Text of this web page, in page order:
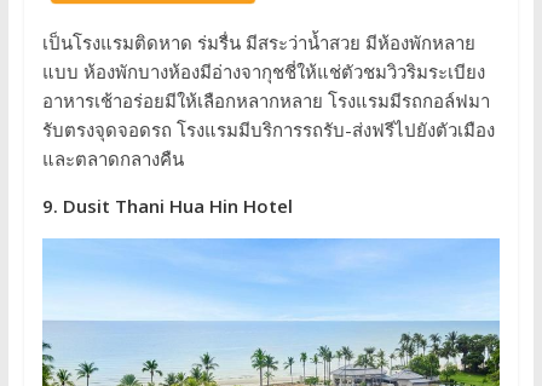
เป็นโรงแรมติดหาด ร่มรื่น มีสระว่าน้ำสวย มีห้องพักหลาย
แบบ ห้องพักบางห้องมีอ่างจากุชชี่ให้แช่ตัวชมวิวริมระเบียง
อาหารเช้าอร่อยมีให้เลือกหลากหลาย โรงแรมมีรถกอล์ฟมา
รับตรงจุดจอดรถ โรงแรมมีบริการรถรับ-ส่งฟรีไปยังตัวเมือง
และตลาดกลางคืน
9. Dusit Thani Hua Hin Hotel